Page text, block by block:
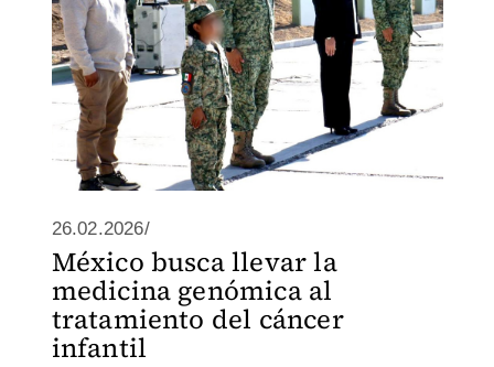
26.02.2026/
México busca llevar la
medicina genómica al
tratamiento del cáncer
infantil